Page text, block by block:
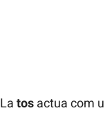
La tosactua com